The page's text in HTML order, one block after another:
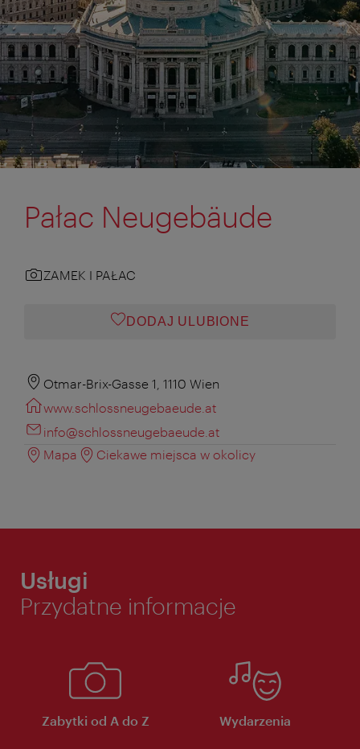
Pałac Neugebäude
ZAMEK I PAŁAC
DODAJ ULUBIONE
Otmar-Brix-Gasse 1, 1110 Wien
www.schlossneugebaeude.at
info@schlossneugebaeude.at
Mapa
Ciekawe miejsca w okolicy
Usługi
Przydatne informacje
Zabytki od A do Z Wydarzenia